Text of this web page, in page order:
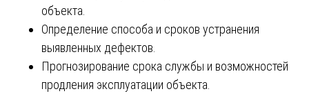
объекта.
Определение способа и сроков устранения
выявленных дефектов.
Прогнозирование срока службы и возможностей
продления эксплуатации объекта.